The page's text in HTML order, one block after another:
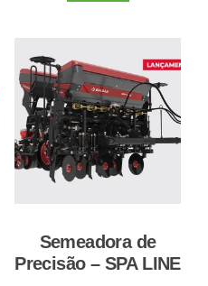
Semeadora de
Precisão – SPA LINE